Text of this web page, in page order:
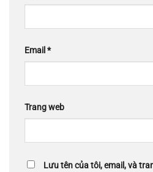
Email *
Trang web
Lưu tên của tôi, email, và